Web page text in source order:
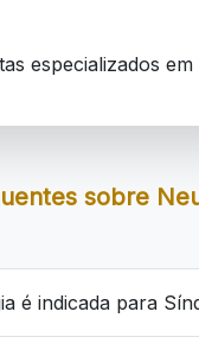
especializados
sobre
é indicada para